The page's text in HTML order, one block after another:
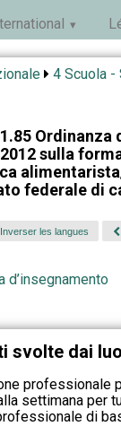
4 Scuola -
Ordinanza
sulla
federale di
Inverser les langues
d’insegnamento
svolte dai
professionale
settimana per
di